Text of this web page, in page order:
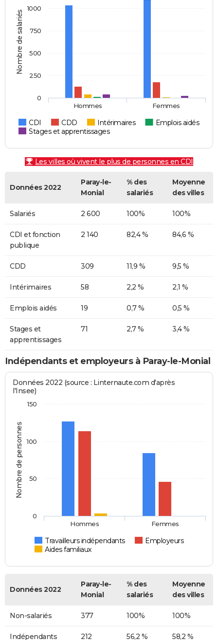
Nombre de salariés
CDI CDD Intérimaires
Emplois aidés
Stages et apprentissages
Hommes Femmes
0
250
500
750
1000
Les villes où vivent le plus de personnes en CDI
Données 2022
Paray-le-
Monial
% des
salariés
Moyenne
des villes
Salariés 2 600 100% 100%
CDI et fonction
publique
2 140 82,4 % 84,6 %
CDD 309 11,9 % 9,5 %
Intérimaires 58 2,2 % 2,1 %
Emplois aidés 19 0,7 % 0,5 %
Stages et
apprentissages
71 2,7 % 3,4 %
Indépendants et employeurs à Paray-le-Monial
Nombre de personnes
Données 2022 (source : Linternaute.com d'après
l'Insee)
Travailleurs indépendants
Employeurs
Aides familiaux
Hommes Femmes
0
50
100
150
Données 2022
Paray-le-
Monial
% des
salariés
Moyenne
des villes
Non-salariés 377 100% 100%
Indépendants 212 56,2 % 58,2 %